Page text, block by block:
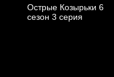
Острые Козырьки 6
cезон 3 cерия